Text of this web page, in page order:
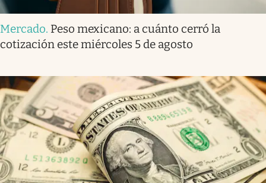
Mercado. Peso mexicano: a cuánto cerró la
cotización este miércoles 5 de agosto